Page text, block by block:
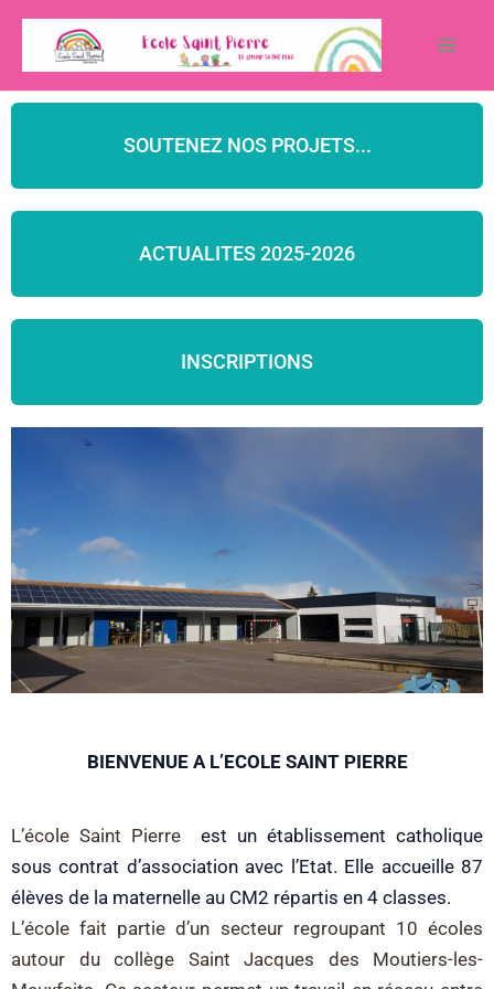
Aller
contenu
SOUTENEZ NOS PROJETS...
ACTUALITES 2025-2026
INSCRIPTIONS
BIENVENUE A L’ECOLE SAINT PIERRE
L’école Saint Pierre
est un établissement catholique
sous contrat d’association avec l’Etat. Elle accueille 87
élèves de la maternelle au CM2 répartis en 4 classes.
L’école fait partie d’un secteur regroupant 10 écoles
autour du collège Saint Jacques des Moutiers-les-